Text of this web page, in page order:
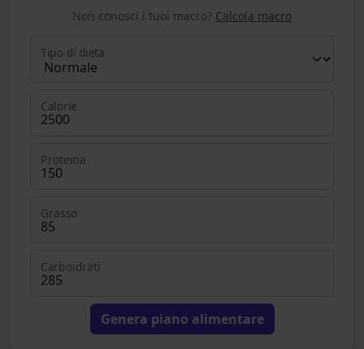
Non conosci i tuoi macro? Calcola macro
Tipo di dieta
Calorie
Proteina
Grasso
Carboidrati
Genera piano alimentare